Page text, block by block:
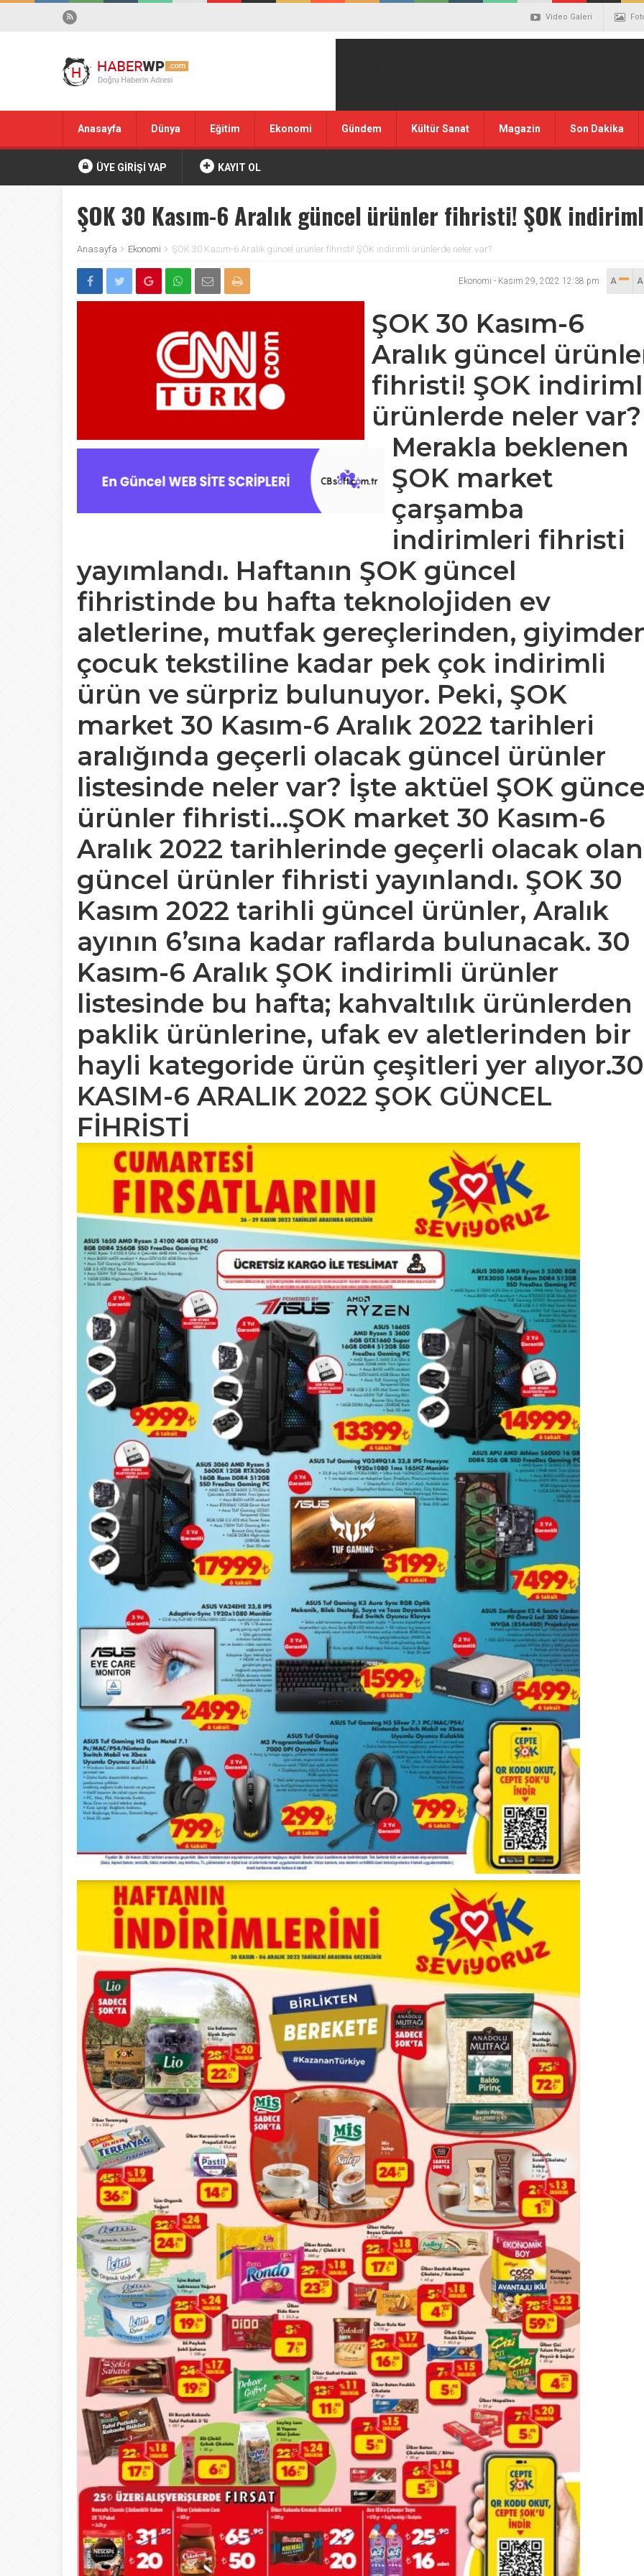
Video Galeri
Anasayfa Dünya Eğitim Ekonomi Gündem Kültür Sanat Magazin Son Dakika
ÜYE GİRİŞİ YAP KAYIT OL
ŞOK 30 Kasım-6 Aralık güncel ürünler fihristi! ŞOK
Anasayfa Ekonomi ŞOK 30 Kasım-6 Aralık güncel ürünler fihristi! ŞOK indirimli ürünlerde neler var?
Ekonomi - Kasım 29, 2022 12:38 pm A
ŞOK 30 Kasım-6
Aralık güncel
fihristi! ŞOK
ürünlerde neler var?
Merakla beklenen
ŞOK market
çarşamba
indirimleri fihristi
yayımlandı. Haftanın ŞOK güncel
fihristinde bu hafta teknolojiden ev
aletlerine, mutfak gereçlerinden,
çocuk tekstiline kadar pek çok indirimli
ürün ve sürpriz bulunuyor. Peki, ŞOK
market 30 Kasım-6 Aralık 2022 tarihleri
aralığında geçerli olacak güncel ürünler
listesinde neler var? İşte aktüel ŞOK
ürünler fihristi…ŞOK market 30 Kasım-6
Aralık 2022 tarihlerinde geçerli olacak olan
güncel ürünler fihristi yayınlandı. ŞOK 30
Kasım 2022 tarihli güncel ürünler, Aralık
ayının 6’sına kadar raflarda bulunacak. 30
Kasım-6 Aralık ŞOK indirimli ürünler
listesinde bu hafta; kahvaltılık ürünlerden
paklik ürünlerine, ufak ev aletlerinden bir
hayli kategoride ürün çeşitleri yer alıyor.30
KASIM-6 ARALIK 2022 ŞOK GÜNCEL
FİHRİSTİ